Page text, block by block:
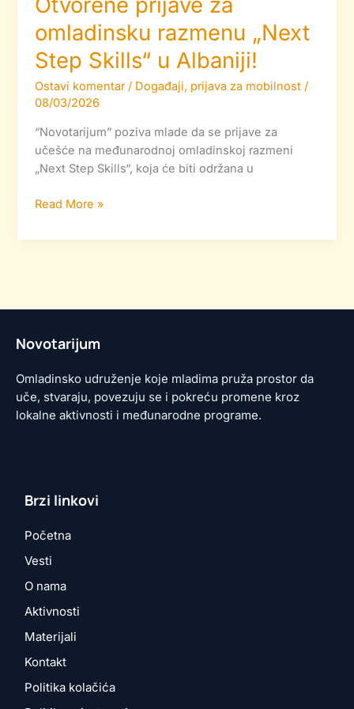
omladinsku razmenu „Next
Step Skills“ u Albaniji!
Ostavi komentar / Događaji, prijava za mobilnost /
08/03/2026
“Novotarijum” poziva mlade da se prijave za
učešće na međunarodnoj omladinskoj razmeni
„Next Step Skills“, koja će biti održana u
Read More »
Novotarijum
Omladinsko udruženje koje mladima pruža prostor da
uče, stvaraju, povezuju se i pokreću promene kroz
lokalne aktivnosti i međunarodne programe.
Brzi linkovi
Početna
Vesti
O nama
Aktivnosti
Materijali
Kontakt
Politika kolačića